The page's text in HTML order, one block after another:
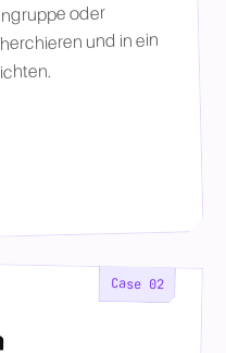
oder
und in ein
Case 02